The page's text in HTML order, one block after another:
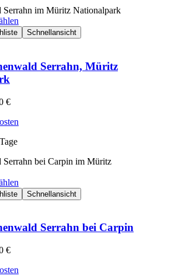
Schnellansicht
Serrahn, Müritz
€
Schnellansicht
Serrahn bei Carpin
€